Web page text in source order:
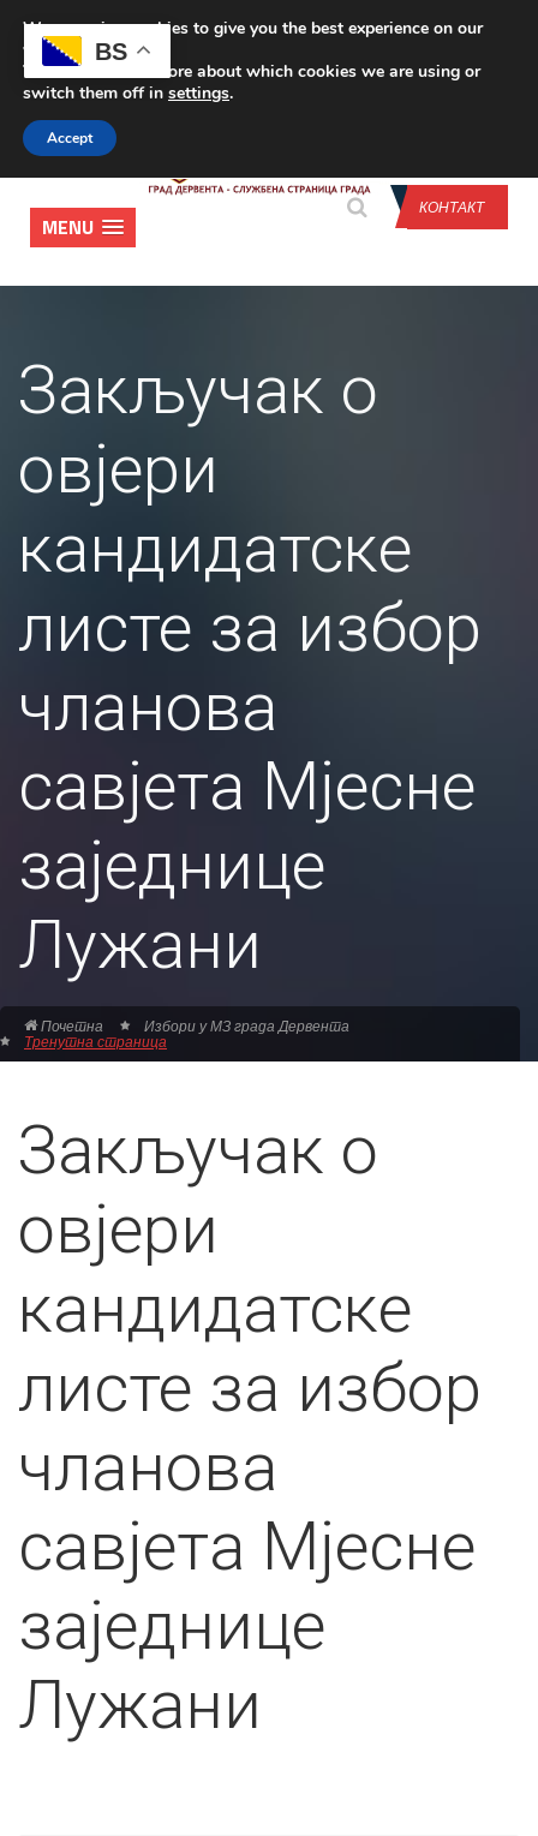
CONTACT US
КОНТАКТ
MENU
Закључак о
овјери
кандидатске
листе за избор
чланова
савјета Мјесне
заједнице
Лужани
Почетна Избори у МЗ града Дервента
Тренутна страница
Закључак о
овјери
кандидатске
листе за избор
чланова
савјета Мјесне
заједнице
Лужани
BS
We are using cookies to give you the best experience on our
website.
You can find out more about which cookies we are using or
switch them off in settings.
Accept